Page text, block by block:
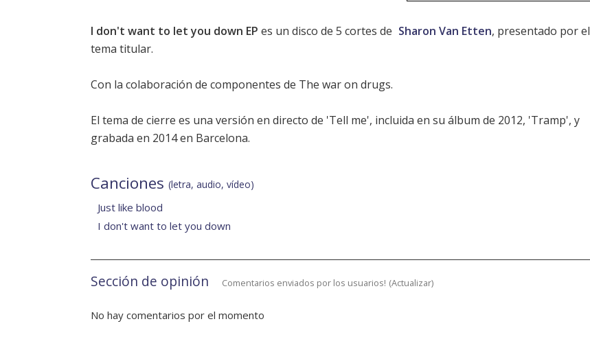
I don't want to let you down EP es un disco de 5 cortes de Sharon Van Etten, presentado por el
tema titular.
Con la colaboración de componentes de The war on drugs.
El tema de cierre es una versión en directo de 'Tell me', incluida en su álbum de 2012, 'Tramp', y
grabada en 2014 en Barcelona.
Canciones (letra, audio, vídeo)
Just like blood
I don't want to let you down
Sección de opinión Comentarios enviados por los usuarios! (Actualizar)
No hay comentarios por el momento